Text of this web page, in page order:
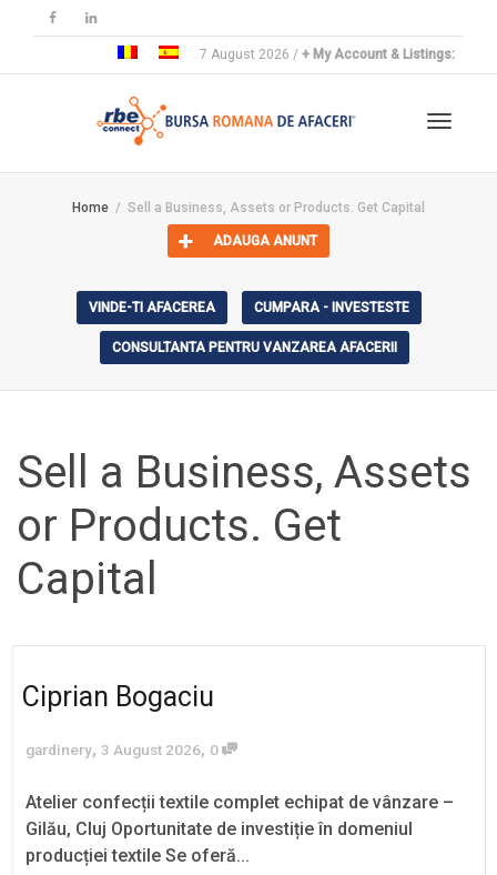
7 August 2026 / + My Account & Listings:
Home Sell a Business, Assets or Products. Get Capital
ADAUGA ANUNT
VINDE-TI AFACEREA CUMPARA - INVESTESTE
CONSULTANTA PENTRU VANZAREA AFACERII
Sell a Business, Assets
or Products. Get
Capital
Ciprian Bogaciu
gardinery, 3 August 2026, 0
Atelier confecții textile complet echipat de vânzare –
Gilău, Cluj Oportunitate de investiție în domeniul
producției textile Se oferă...